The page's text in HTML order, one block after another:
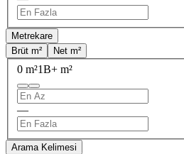
Metrekare
Brüt m²
Net m²
0 m²1B+ m²
—
Arama Kelimesi